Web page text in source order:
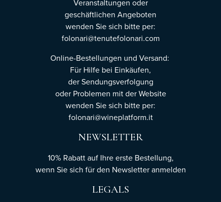
Veranstaltungen oder
geschäftlichen Angeboten
wenden Sie sich bitte per:
folonari@tenutefolonari.com
Online-Bestellungen und Versand:
Für Hilfe bei Einkäufen,
der Sendungsverfolgung
oder Problemen mit der Website
wenden Sie sich bitte per:
folonari@wineplatform.it
NEWSLETTER
10% Rabatt auf Ihre erste Bestellung,
wenn Sie sich für den Newsletteranmelden
LEGALS